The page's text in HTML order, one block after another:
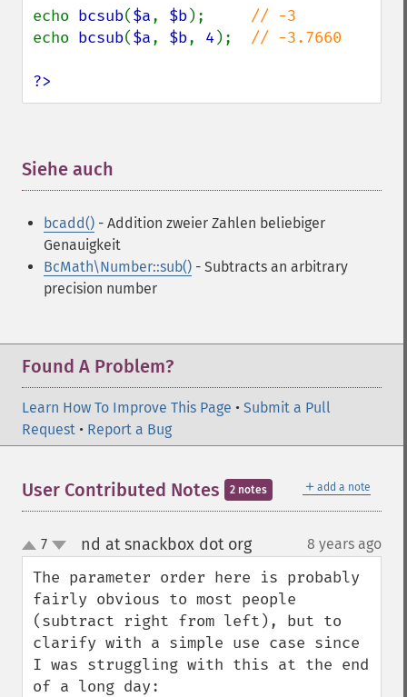
echo bcsub($a, $b);
echo bcsub($a, $b, 4 ); // -3.7660
?>
Siehe auch
bcadd() - Addition zweier Zahlen beliebiger
Genauigkeit
BcMath\Number::sub() - Subtracts an arbitrary
precision number
Found A Problem?
Learn How To Improve This Page • Submit a Pull
Request • Report a Bug
＋ add a note
User Contributed Notes 2 notes
up
down
7 nd at snackbox dot org¶ 8 years ago
The parameter order here is probably
fairly obvious to most people
(subtract right from left), but to
clarify with a simple use case since
I was struggling with this at the end
of a long day: